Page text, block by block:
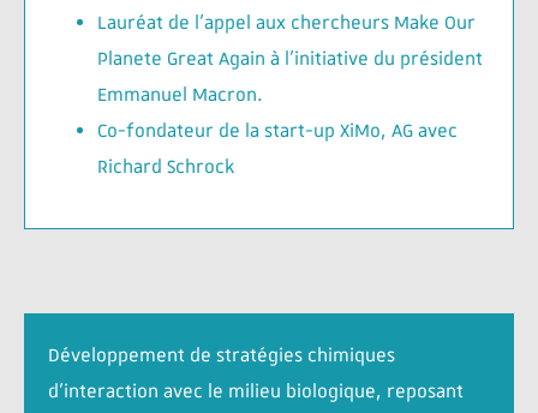
Lauréat de l’appel aux chercheurs Make Our
Planete Great Again à l’initiative du président
Emmanuel Macron.
Co-fondateur de la start-up XiMo, AG avec
Richard Schrock
Développement de stratégies chimiques
d’interaction avec le milieu biologique, reposant